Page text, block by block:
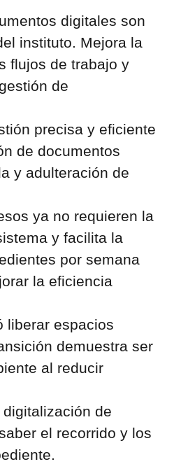
digitales son
instituto. Mejora la
flujos de trabajo y
de
precisa y eficiente
de documentos
y adulteración de
ya no requieren la
y facilita la
por semana
la eficiencia
liberar espacios
demuestra ser
al reducir
de
el recorrido y los